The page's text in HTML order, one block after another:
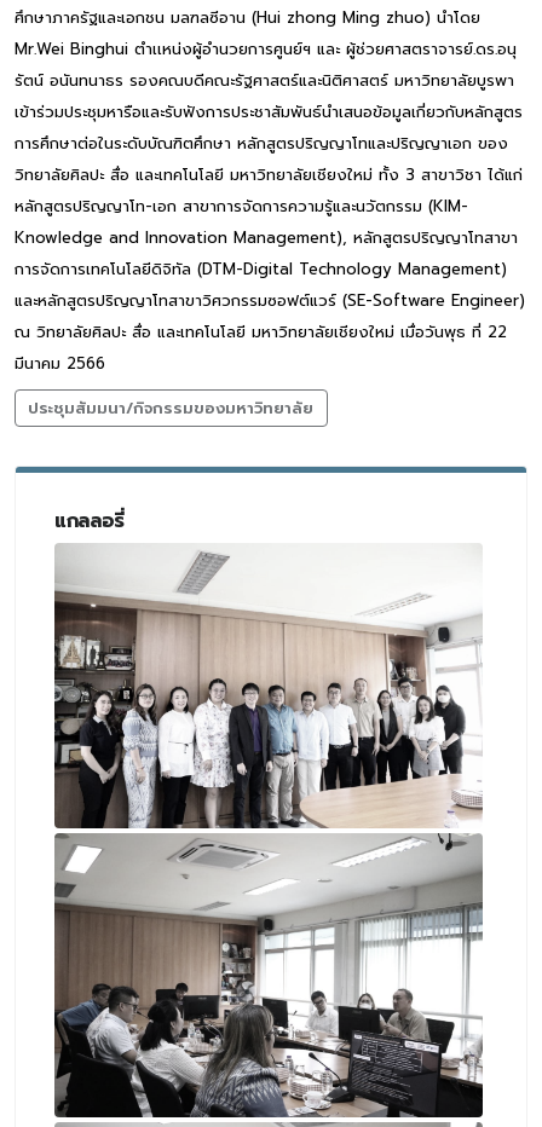
ศึกษาภาครัฐและเอกชน มลฑลซีอาน (Hui zhong Ming zhuo) นำโดย
Mr.Wei Binghui ตำเเหน่งผู้อำนวยการศูนย์ฯ และ ผู้ช่วยศาสตราจารย์.ดร.อนุ
รัตน์ อนันทนาธร รองคณบดีคณะรัฐศาสตร์และนิติศาสตร์ มหาวิทยาลัยบูรพา
เข้าร่วมประชุมหารือและรับฟังการประชาสัมพันธ์นำเสนอข้อมูลเกี่ยวกับหลักสูตร
การศึกษาต่อในระดับบัณฑิตศึกษา หลักสูตรปริญญาโทและปริญญาเอก ของ
วิทยาลัยศิลปะ สื่อ และเทคโนโลยี มหาวิทยาลัยเชียงใหม่ ทั้ง 3 สาขาวิชา ได้แก่
หลักสูตรปริญญาโท-เอก สาขาการจัดการความรู้และนวัตกรรม (KIM-
Knowledge and Innovation Management), หลักสูตรปริญญาโทสาขา
การจัดการเทคโนโลยีดิจิทัล (DTM-Digital Technology Management)
และหลักสูตรปริญญาโทสาขาวิศวกรรมซอฟต์แวร์ (SE-Software Engineer)
ณ วิทยาลัยศิลปะ สื่อ และเทคโนโลยี มหาวิทยาลัยเชียงใหม่ เมื่อวันพุธ ที่ 22
มีนาคม 2566
ประชุมสัมมนา/กิจกรรมของมหาวิทยาลัย
แกลลอรี่